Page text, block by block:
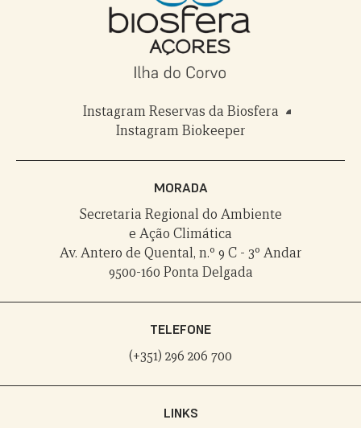
Instagram Reservas da Biosfera
Instagram Biokeeper
MORADA
Secretaria Regional do Ambiente
e Ação Climática
Av. Antero de Quental, n.º 9 C - 3º Andar
9500-160 Ponta Delgada
TELEFONE
(+351) 296 206 700
LINKS